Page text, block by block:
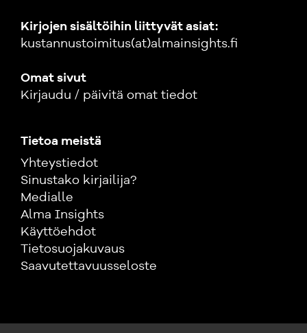
Kirjojen sisältöihin liittyvät asiat:
kustannustoimitus(at)almainsights.fi
Omat sivut
Kirjaudu / päivitä omat tiedot
Tietoa meistä
Yhteystiedot
Sinustako kirjailija?
Medialle
Alma Insights
Käyttöehdot
Tietosuojakuvaus
Saavutettavuusseloste